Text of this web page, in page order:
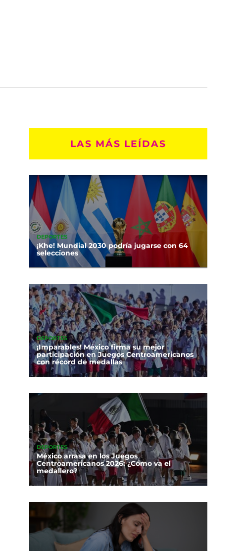
LAS MÁS LEÍDAS
DEPORTES
¡Khe! Mundial 2030 podría jugarse con 64
selecciones
DEPORTES
¡Imparables! México firma su mejor
participación en Juegos Centroamericanos
con récord de medallas
DEPORTES
México arrasa en los Juegos
Centroamericanos 2026: ¿Cómo va el
medallero?